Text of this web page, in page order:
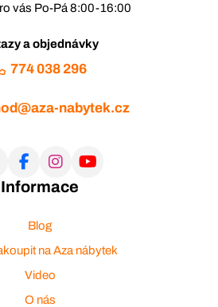
vás Po-Pá 8:00-16:00
a objednávky
774 038 296
nabytek.cz
Informace
Blog
na Aza nábytek
Video
O nás